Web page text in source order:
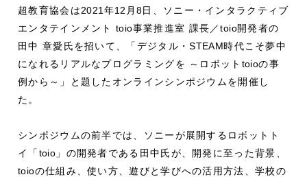
超教育協会は2021 年12 月 8日、ソニー・インタラクティブ
エンタテインメントtoio事業推進室 課長／toio開発者の
田中 章愛氏を招いて、「デジタル・STEAM時代こそ夢中
になれるリアルなプログラミングを ～ロボット toioの事
例から～」と題したオンラインシンポジウムを開催し
た。
シンポジウムの前半では、ソニーが展開するロボットト
イ「 toio 」の開発者である田中氏が、開発に至った背景、
toioの仕組み、使い方、遊びと学びへの活用方法、学校の